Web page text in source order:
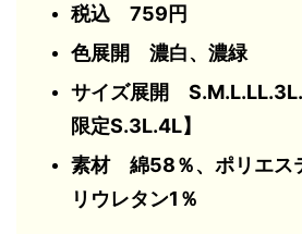
税込 759円
色展開 濃白、濃緑
サイズ展開
限定S.3L.4L】
素材 綿58％、ポリエス
リウレタン1％